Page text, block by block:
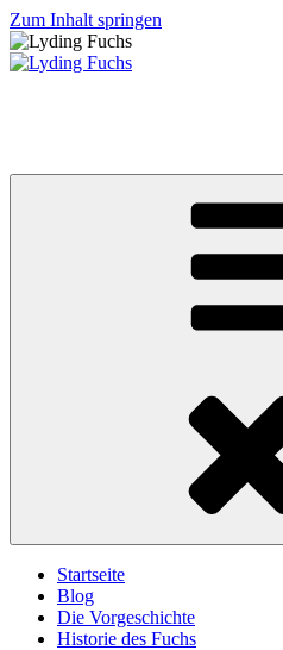
Zum Inhalt springen
Startseite
Blog
Die Vorgeschichte
Historie des Fuchs